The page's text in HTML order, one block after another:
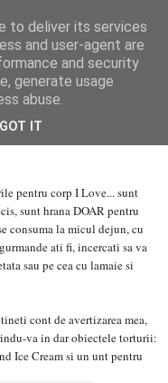
castiga un
pentru corp I Love... sunt
sunt hrana DOAR pentru
consuma la micul dejun, cu
ati fi, incercati sa va
sau pe cea cu lamaie si
cont de avertizarea mea,
va in dar obiectele torturii:
Ice Cream si un unt pentru
to deliver its services
and user-agent are
and security
generate usage
abuse.
GOT IT